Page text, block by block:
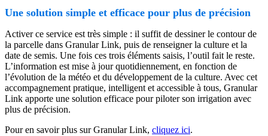
Une solution simple et efficace pour plus de précision
Activer ce service est très simple : il suffit de dessiner le contour de
la parcelle dans Granular Link, puis de renseigner la culture et la
date de semis. Une fois ces trois éléments saisis, l’outil fait le reste.
L’information est mise à jour quotidiennement, en fonction de
l’évolution de la météo et du développement de la culture. Avec cet
accompagnement pratique, intelligent et accessible à tous, Granular
Link apporte une solution efficace pour piloter son irrigation avec
plus de précision.
Pour en savoir plus sur Granular Link, cliquez ici.